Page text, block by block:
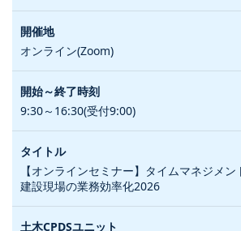
オンライン(Zoom)
9:30～16:30(受付9:00)
【オンラインセミナー】タイムマネジメン
建設現場の業務効率化2026